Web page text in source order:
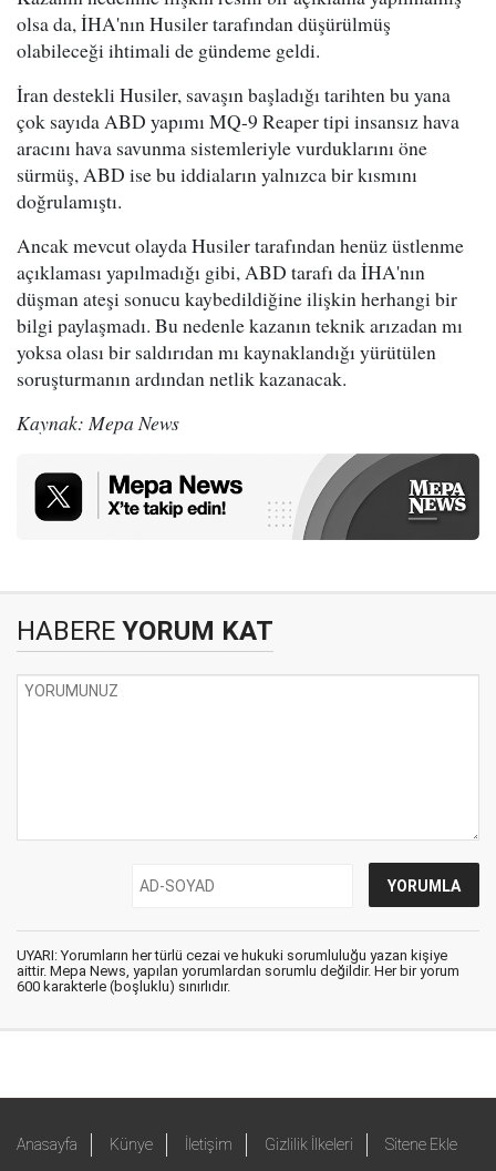
olsa da, İHA'nın Husiler tarafından düşürülmüş
olabileceği ihtimali de gündeme geldi.
İran destekli Husiler, savaşın başladığı tarihten bu yana
çok sayıda ABD yapımı MQ-9 Reaper tipi insansız hava
aracını hava savunma sistemleriyle vurduklarını öne
sürmüş, ABD ise bu iddiaların yalnızca bir kısmını
doğrulamıştı.
Ancak mevcut olayda Husiler tarafından henüz üstlenme
açıklaması yapılmadığı gibi, ABD tarafı da İHA'nın
düşman ateşi sonucu kaybedildiğine ilişkin herhangi bir
bilgi paylaşmadı. Bu nedenle kazanın teknik arızadan mı
yoksa olası bir saldırıdan mı kaynaklandığı yürütülen
soruşturmanın ardından netlik kazanacak.
Kaynak: Mepa News
HABERE YORUM KAT
UYARI: Yorumların her türlü cezai ve hukuki sorumluluğu yazan kişiye
aittir. Mepa News, yapılan yorumlardan sorumlu değildir. Her bir yorum
600 karakterle (boşluklu) sınırlıdır.
Anasayfa Künye İletişim Gizlilik İlkeleri Sitene Ekle